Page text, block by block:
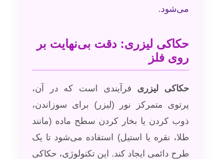
می‌شود.
حکاکی لیزری: دقت بی‌نهایت بر
روی فلز
حکاکی لیزری فرآیندی است که در آن،
پرتوی متمرکز نور (لیزر) برای سوزاندن،
ذوب کردن یا بخار کردن سطح ماده (مانند
طلا، نقره یا استیل) استفاده می‌شود تا یک
طرح دائمی ایجاد کند. این تکنولوژی، حکاکی